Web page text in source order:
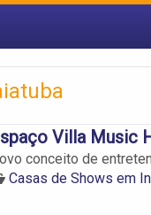
Villa Music
conceito de
Casas de Shows em